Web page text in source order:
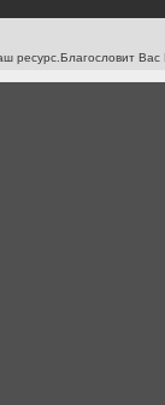
ресурс.Благословит Вас